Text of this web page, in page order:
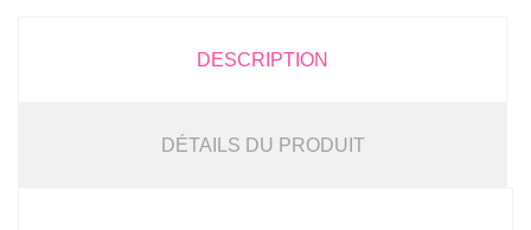
DESCRIPTION
DÉTAILS DU PRODUIT